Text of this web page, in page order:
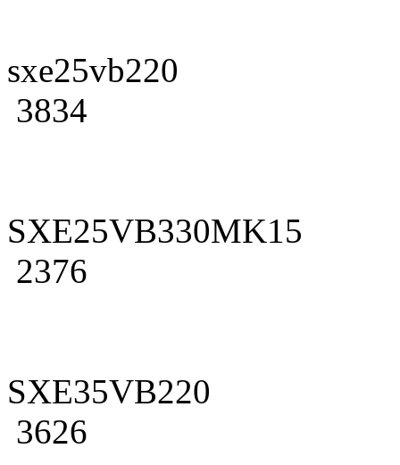
sxe25vb220
3834
SXE25VB330MK15
2376
SXE35VB220
3626